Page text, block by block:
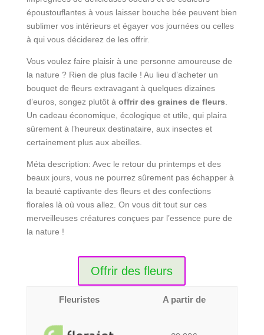
époustouflantes à vous laisser bouche bée peuvent bien
sublimer vos intérieurs et égayer vos journées ou celles
à qui vous déciderez de les offrir.
Vous voulez faire plaisir à une personne amoureuse de
la nature ? Rien de plus facile ! Au lieu d’acheter un
bouquet de fleurs extravagant à quelques dizaines
d’euros, songez plutôt à offrir des graines de fleurs
Un cadeau économique, écologique et utile, qui plaira
sûrement à l’heureux destinataire, aux insectes et
certainement plus aux abeilles.
Méta description: Avec le retour du printemps et des
beaux jours, vous ne pourrez sûrement pas échapper à
la beauté captivante des fleurs et des confections
florales là où vous allez. On vous dit tout sur ces
merveilleuses créatures conçues par l’essence pure de
la nature !
Offrir des fleurs
Fleuristes A partir de